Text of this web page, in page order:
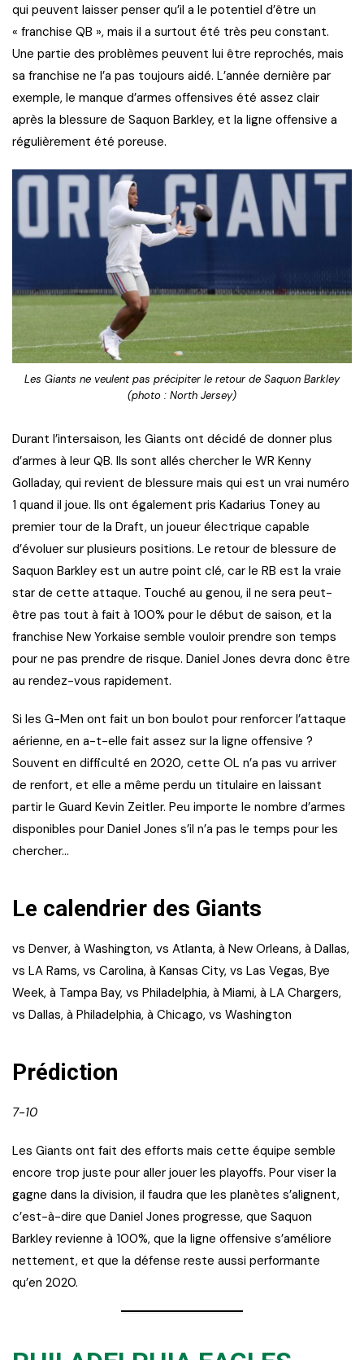
qui peuvent laisser penser qu’il a le potentiel d’être un
« franchise QB », mais il a surtout été très peu constant.
Une partie des problèmes peuvent lui être reprochés, mais
sa franchise ne l’a pas toujours aidé. L’année dernière par
exemple, le manque d’armes offensives été assez clair
après la blessure de Saquon Barkley, et la ligne offensive a
régulièrement été poreuse.
Les Giants ne veulent pas précipiter le retour de Saquon Barkley
(photo : North Jersey)
Durant l’intersaison, les Giants ont décidé de donner plus
d’armes à leur QB. Ils sont allés chercher le WR Kenny
Golladay, qui revient de blessure mais qui est un vrai numéro
1 quand il joue. Ils ont également pris Kadarius Toney au
premier tour de la Draft, un joueur électrique capable
d’évoluer sur plusieurs positions. Le retour de blessure de
Saquon Barkley est un autre point clé, car le RB est la vraie
star de cette attaque. Touché au genou, il ne sera peut-
être pas tout à fait à 100% pour le début de saison, et la
franchise New Yorkaise semble vouloir prendre son temps
pour ne pas prendre de risque. Daniel Jones devra donc être
au rendez-vous rapidement.
Si les G-Men ont fait un bon boulot pour renforcer l’attaque
aérienne, en a-t-elle fait assez sur la ligne offensive ?
Souvent en difficulté en 2020, cette OL n’a pas vu arriver
de renfort, et elle a même perdu un titulaire en laissant
partir le Guard Kevin Zeitler. Peu importe le nombre d’armes
disponibles pour Daniel Jones s’il n’a pas le temps pour les
chercher…
Le calendrier des Giants
vs Denver, à Washington, vs Atlanta, à New Orleans, à Dallas,
vs LA Rams, vs Carolina, à Kansas City, vs Las Vegas, Bye
Week, à Tampa Bay, vs Philadelphia, à Miami, à LA Chargers,
vs Dallas, à Philadelphia, à Chicago, vs Washington
Prédiction
7-10
Les Giants ont fait des efforts mais cette équipe semble
encore trop juste pour aller jouer les playoffs. Pour viser la
gagne dans la division, il faudra que les planètes s’alignent,
c’est-à-dire que Daniel Jones progresse, que Saquon
Barkley revienne à 100%, que la ligne offensive s’améliore
nettement, et que la défense reste aussi performante
qu’en 2020.